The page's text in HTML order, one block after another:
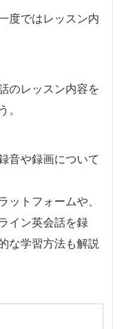
度ではレッスン内
のレッスン内容を
。
音や録画について
ットフォームや、
イン英会話を録
な学習方法も解説